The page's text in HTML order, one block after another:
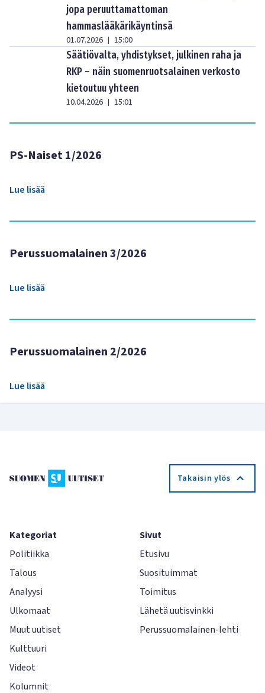
jopa peruuttamattoman
hammaslääkärikäyntinsä
01.07.2026 | 15:00
Säätiövalta, yhdistykset, julkinen raha ja
RKP – näin suomenruotsalainen verkosto
kietoutuu yhteen
10.04.2026 | 15:01
PS-Naiset 1/2026
Lue lisää
Perussuomalainen 3/2026
Lue lisää
Perussuomalainen 2/2026
Lue lisää
Takaisin ylös
Kategoriat
Politiikka
Talous
Analyysi
Ulkomaat
Muut uutiset
Kulttuuri
Videot
Kolumnit
Sivut
Etusivu
Suosituimmat
Toimitus
Lähetä uutisvinkki
Perussuomalainen-lehti